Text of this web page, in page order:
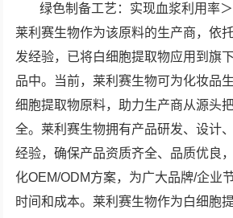
绿色制备工艺：实现血浆利用率
莱利赛生物作为该原料的生产商，依
发经验，已将白细胞提取物应用到旗
品中。当前，莱利赛生物可为化妆品
细胞提取物原料，助力生产商从源头
全。莱利赛生物拥有产品研发、设计
经验，确保产品资质齐全、品质优良
化OEM/ODM方案，为广大品牌/企业
时间和成本。莱利赛生物作为白细胞